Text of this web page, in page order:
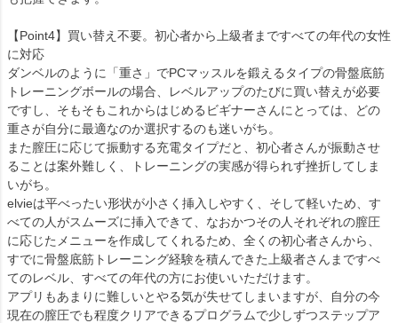
【Point4】買い替え不要。初心者から上級者まですべての年代の女性
に対応
ダンベルのように「重さ」でPCマッスルを鍛えるタイプの骨盤底筋
トレーニングボールの場合、レベルアップのたびに買い替えが必要
ですし、そもそもこれからはじめるビギナーさんにとっては、どの
重さが自分に最適なのか選択するのも迷いがち。
また膣圧に応じて振動する充電タイプだと、初心者さんが振動させ
ることは案外難しく、トレーニングの実感が得られず挫折してしま
いがち。
elvieは平べったい形状が小さく挿入しやすく、そして軽いため、す
べての人がスムーズに挿入できて、なおかつその人それぞれの膣圧
に応じたメニューを作成してくれるため、全くの初心者さんから、
すでに骨盤底筋トレーニング経験を積んできた上級者さんまですべ
てのレベル、すべての年代の方にお使いいただけます。
アプリもあまりに難しいとやる気が失せてしまいますが、自分の今
現在の膣圧でも程度クリアできるプログラムで少しずつステップア